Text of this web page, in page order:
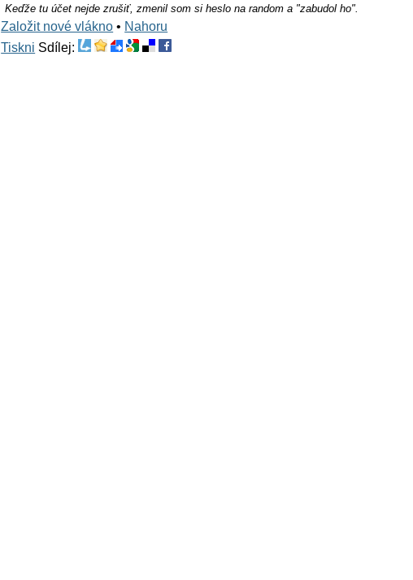
Keďže tu účet nejde zrušiť, zmenil som si heslo na random a "zabudol ho".
Založit nové vlákno • Nahoru
Tiskni Sdílej: